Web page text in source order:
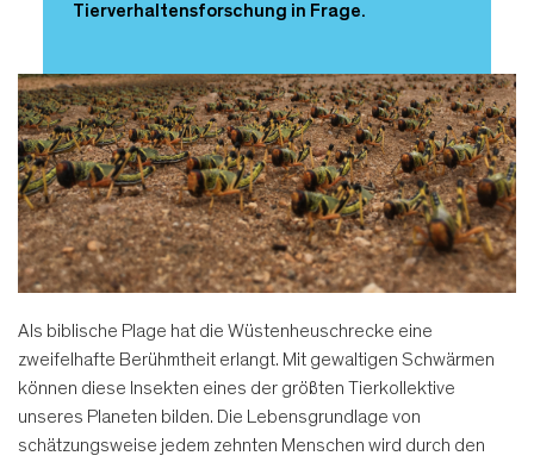
Tierverhaltensforschung in Frage.
Als biblische Plage hat die Wüstenheuschrecke eine
zweifelhafte Berühmtheit erlangt. Mit gewaltigen Schwärmen
können diese Insekten eines der größten Tierkollektive
unseres Planeten bilden. Die Lebensgrundlage von
schätzungsweise jedem zehnten Menschen wird durch den